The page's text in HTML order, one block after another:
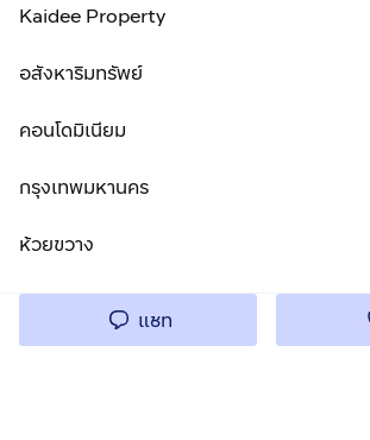
Kaidee Property
อสังหาริมทรัพย์
คอนโดมิเนียม
กรุงเทพมหานคร
ห้วยขวาง
แชท